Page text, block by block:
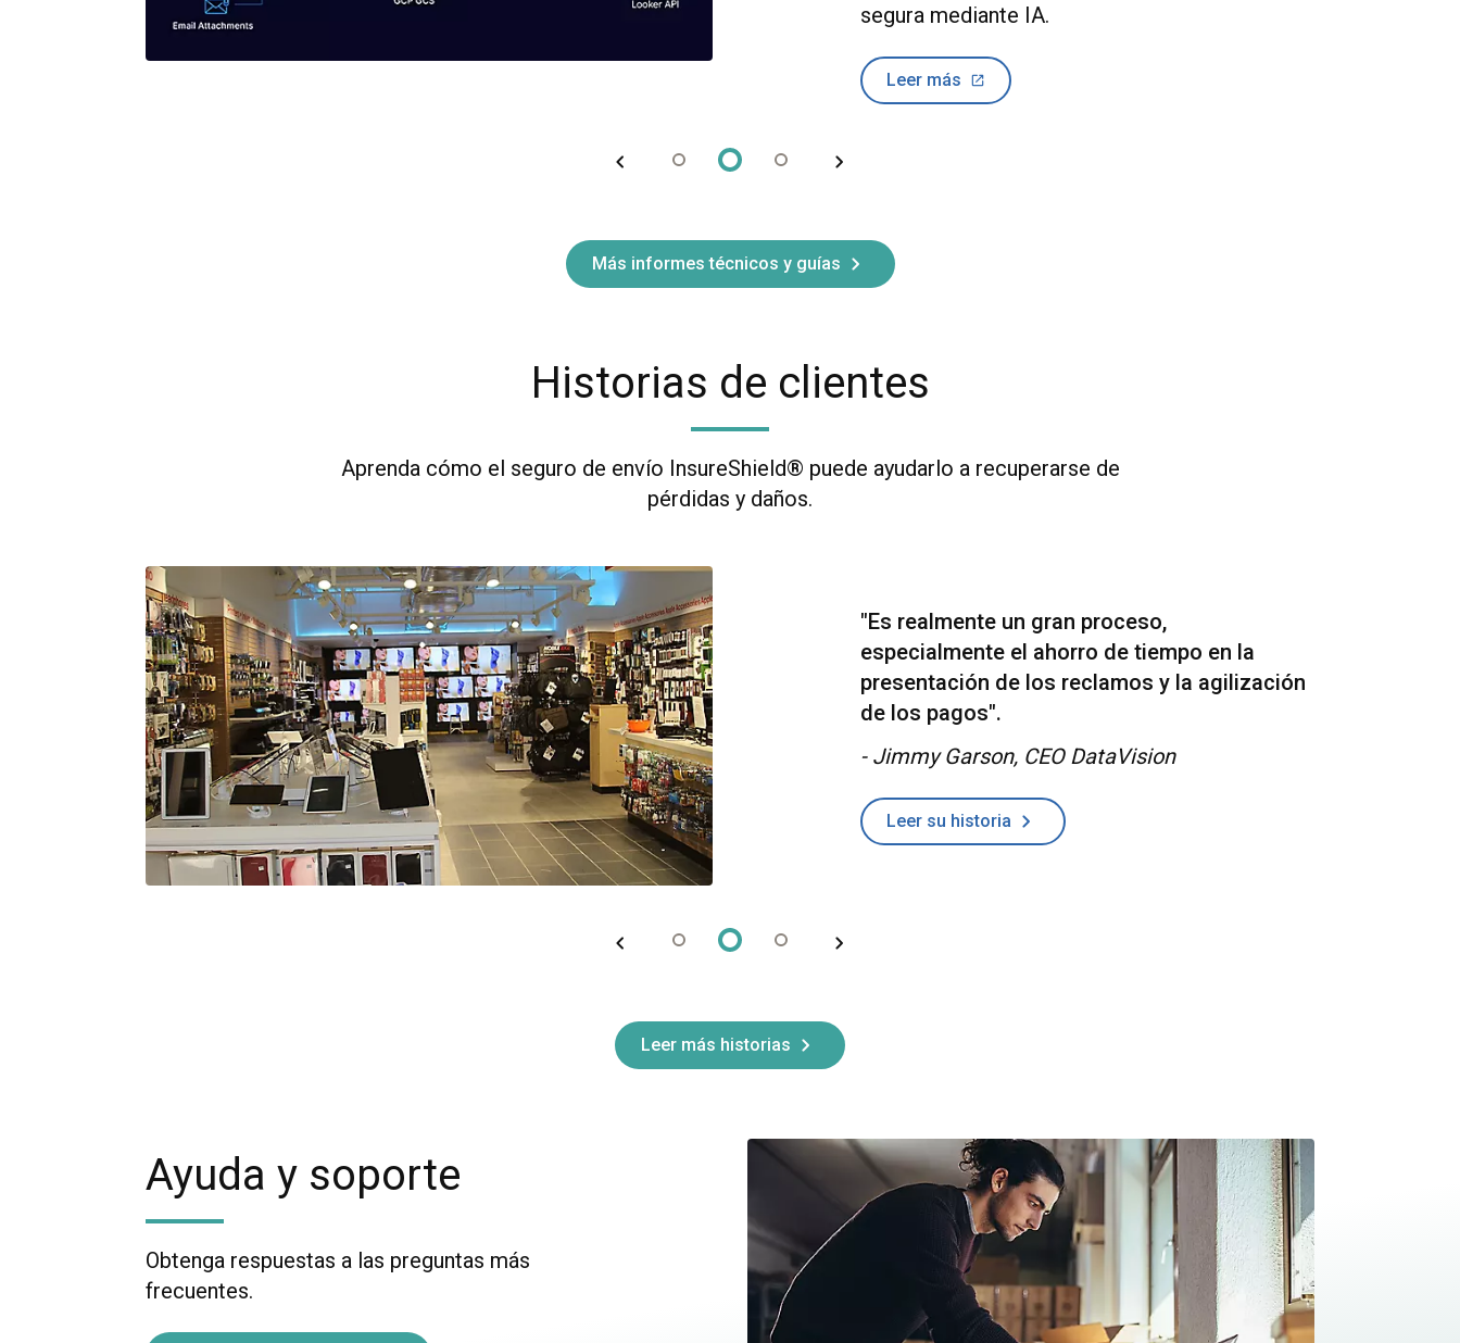
segura mediante IA.
Leer más
Más informes técnicos y guías
Historias de clientes
Aprenda cómo el seguro de envío InsureShield® puede ayudarlo a recuperarse de
pérdidas y daños.
"Es realmente un gran proceso,
especialmente el ahorro de tiempo en la
presentación de los reclamos y la agilización
de los pagos".
- Jimmy Garson, CEO DataVision
Leer su historia
Leer más historias
Ayuda y soporte
Obtenga respuestas a las preguntas más
frecuentes.